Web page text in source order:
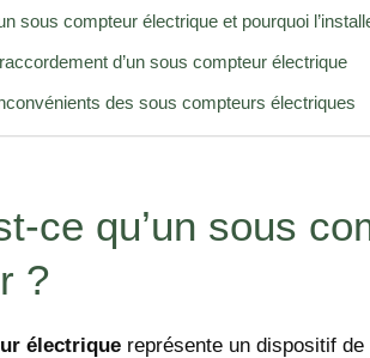
sous compteur électrique et pourquoi
d’un sous compteur électrique
des sous compteurs électriques
ce qu’un sous
?
électrique représente un dispositif